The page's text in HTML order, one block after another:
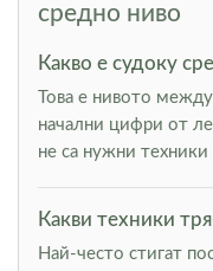
средно ниво
Какво е судоку
Това е нивото
начални цифри от
не са нужни техники
Какви техники
Най-често стигат